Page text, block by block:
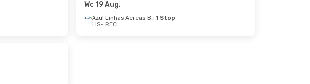
Wo 19 Aug.
Azul Linhas Aereas Brasileiras 1 Stop
LIS- REC